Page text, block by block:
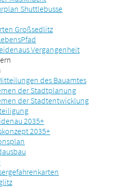
Shuttlebusse
Großsedlitz
Vergangenheit
des Bauamtes
der Stadtplanung
der Stadtentwicklung
2035+
2035+